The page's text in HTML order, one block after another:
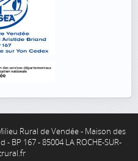
Rural de Vendée - Maison des
BP 167 - 85004 LA ROCHE-SUR-